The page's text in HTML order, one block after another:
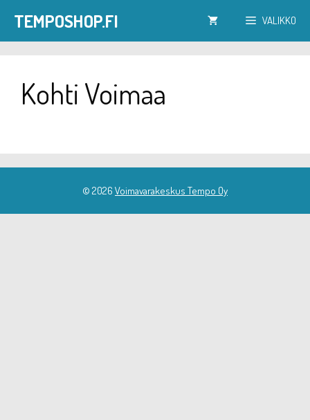
sisältöön
TEMPOSHOP.FI VALIKKO
Kohti Voimaa
© 2026 Voimavarakeskus Tempo Oy